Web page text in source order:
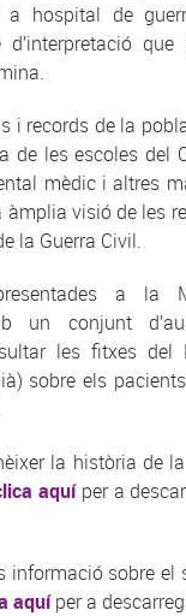
a hospital de
d’interpretació
i records de la
de les escoles del
mèdic i altres
visió de les
la Guerra Civil.
a la
un conjunt
les fitxes del
sobre els
la història de
aquíper a
informació sobre el
aquíper a